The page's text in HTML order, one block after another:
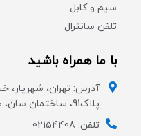
سیم و کابل
تلفن سانترال
با ما همراه باشید
آدرس: تهران، شهریار،
پلاک91، ساختمان سان، طبقه 7، واحد 22
تلفن: 02154408